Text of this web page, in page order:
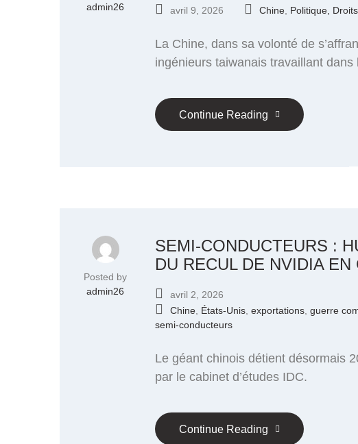
admin26
avril 9, 2026 Chine Politique, Droits
La Chine, dans sa volonté de
ingénieurs taiwanais travaillant
Continue Reading
Posted by
admin26
SEMI-CONDUCTEURS :
DU RECUL DE NVIDIA EN
avril 2, 2026
Chine États-Unis exportations guerre
semi-conducteurs
Le géant chinois détient désormais
par le cabinet d’études IDC.
Continue Reading